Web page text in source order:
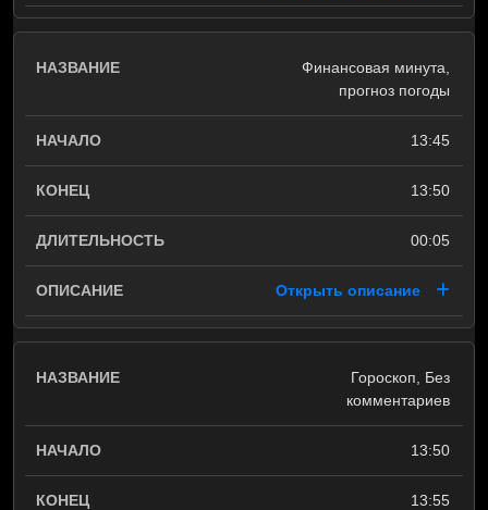
Финансовая минута,
прогноз погоды
13:45
13:50
00:05
Открыть описание
Гороскоп, Без
комментариев
13:50
13:55